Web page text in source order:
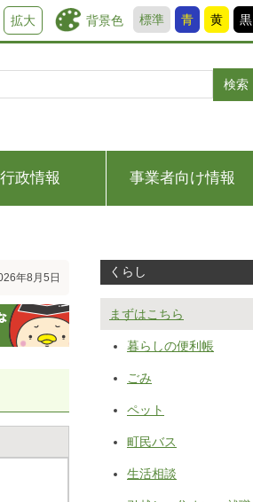
背景色 標準 青 黄 黒
拡大
検索
行政情報 事業者向け情報
年8月5日 くらし
まずはこちら
暮らしの便利帳
ごみ
ペット
町民バス
生活相談